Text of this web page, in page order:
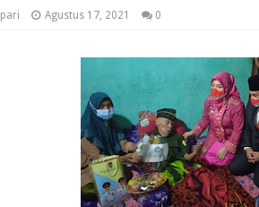
Agustus 17, 2021 0